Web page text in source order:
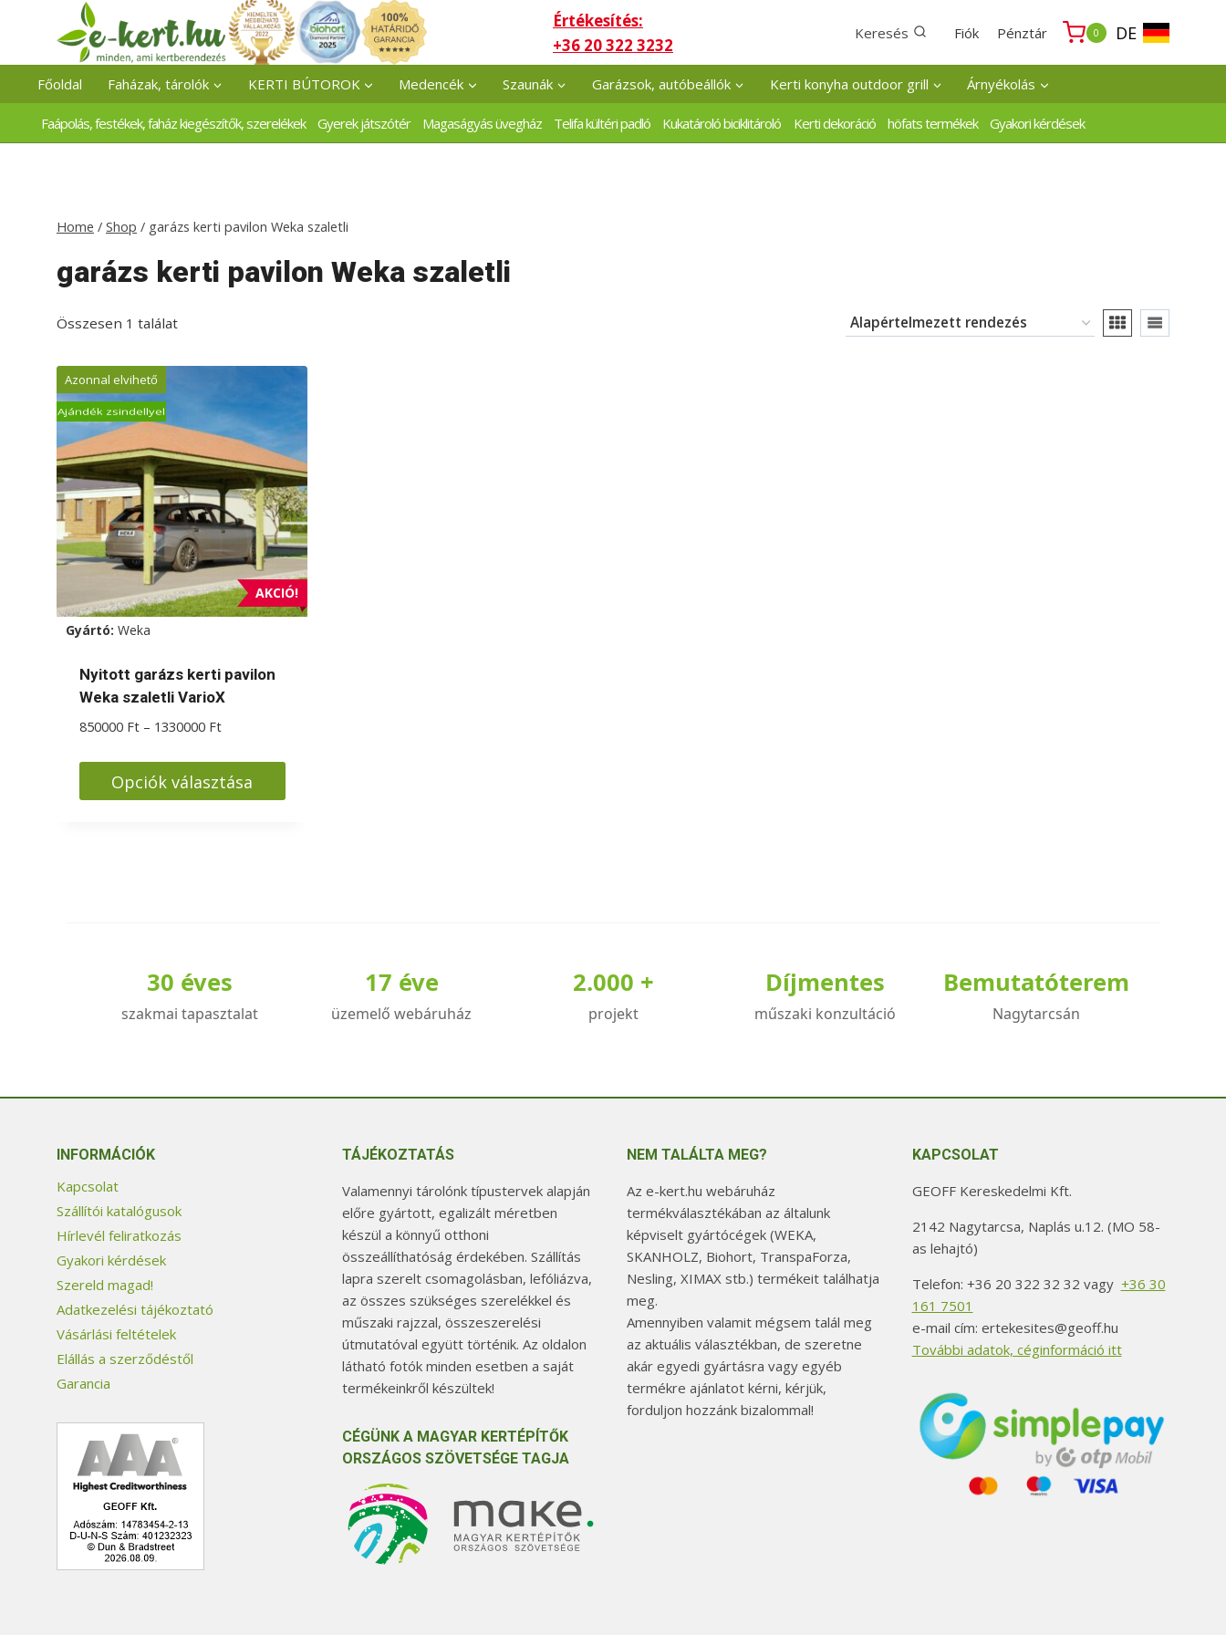
content
Értékesítés:
+36 20 322 3232
Keresés Fiók Pénztár 0 DE
Főoldal Faházak, tárolók KERTI BÚTOROK Medencék Szaunák Garázsok, autóbeállók Kerti konyha outdoor grill Árnyékolás
Faápolás, festékek, faház kiegészítők, szerelékek Gyerek játszótér Magaságyás üvegház Telifa kültéri padló Kukatároló biciklitároló Kerti dekoráció höfats termékek Gyakori kérdések
Home / Shop / garázs kerti pavilon Weka szaletli
garázs kerti pavilon Weka szaletli
Összesen 1 találat
Ajándék zsindellyel
AKCIÓ!
Azonnal elvihető
Gyártó: Weka
Nyitott garázs kerti pavilon
Weka szaletli VarioX
850000 Ft – 1330000 FtÁrtartomány:
-
1330000 Ft
Opciók választása
változatok30 éves
szakmai tapasztalat
17 éve
üzemelő webáruház
2.000 +
projekt
Díjmentes
műszaki konzultáció
Bemutatóterem
Nagytarcsán
INFORMÁCIÓK
Kapcsolat
Szállítói katalógusok
Hírlevél feliratkozás
Gyakori kérdések
Szereld magad!
Adatkezelési tájékoztató
Vásárlási feltételek
Elállás a szerződéstől
Garancia
TÁJÉKOZTATÁS
Valamennyi tárolónk típustervek alapján
előre gyártott, egalizált méretben
készül a könnyű otthoni
összeállíthatóság érdekében. Szállítás
lapra szerelt csomagolásban, lefóliázva,
az összes szükséges szerelékkel és
műszaki rajzzal, összeszerelési
útmutatóval együtt történik. Az oldalon
látható fotók minden esetben a saját
termékeinkről készültek!
CÉGÜNK A MAGYAR KERTÉPÍTŐK
ORSZÁGOS SZÖVETSÉGE TAGJA
NEM TALÁLTA MEG?
Az e-kert.hu webáruház
termékválasztékában az általunk
képviselt gyártócégek (WEKA,
SKANHOLZ, Biohort, TranspaForza,
Nesling, XIMAX stb.) termékeit találhatja
meg.
Amennyiben valamit mégsem talál meg
az aktuális választékban, de szeretne
akár egyedi gyártásra vagy egyéb
termékre ajánlatot kérni, kérjük,
forduljon hozzánk bizalommal!
KAPCSOLAT
GEOFF Kereskedelmi Kft.
2142 Nagytarcsa, Naplás u.12. (MO 58-
as lehajtó)
Telefon: +36 20 322 32 32 vagy +36 30
161 7501
e-mail cím: ertekesites@geoff.hu
További adatok, céginformáció itt